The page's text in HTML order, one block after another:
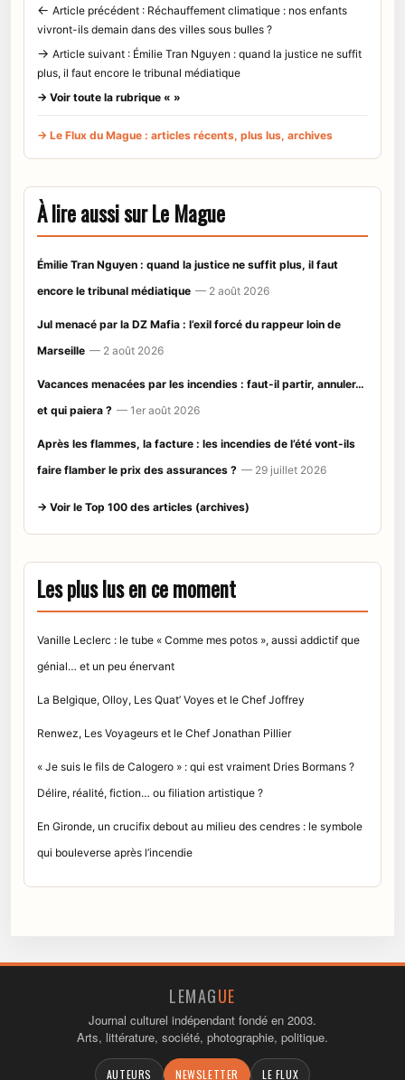
← Article précédent : Réchauffement climatique : nos enfants
vivront-ils demain dans des villes sous bulles ?
→ Article suivant : Émilie Tran Nguyen : quand la justice ne suffit
plus, il faut encore le tribunal médiatique
→ Voir toute la rubrique « »
→ Le Flux du Mague : articles récents, plus lus, archives
À lire aussi sur Le Mague
Émilie Tran Nguyen : quand la justice ne suffit plus, il faut
encore le tribunal médiatique — 2 août 2026
Jul menacé par la DZ Mafia : l’exil forcé du rappeur loin de
Marseille — 2 août 2026
Vacances menacées par les incendies : faut-il partir, annuler…
et qui paiera ? — 1er août 2026
Après les flammes, la facture : les incendies de l’été vont-ils
faire flamber le prix des assurances ? — 29 juillet 2026
→ Voir le Top 100 des articles (archives)
Les plus lus en ce moment
Vanille Leclerc : le tube « Comme mes potos », aussi addictif que
génial… et un peu énervant
La Belgique, Olloy, Les Quat’ Voyes et le Chef Joffrey
Renwez, Les Voyageurs et le Chef Jonathan Pillier
« Je suis le fils de Calogero » : qui est vraiment Dries Bormans ?
Délire, réalité, fiction… ou filiation artistique ?
En Gironde, un crucifix debout au milieu des cendres : le symbole
qui bouleverse après l’incendie
LEMAGUE
Journal culturel indépendant fondé en 2003.
Arts, littérature, société, photographie, politique.
AUTEURS NEWSLETTER LE FLUX